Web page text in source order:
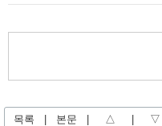
목록 본문 △